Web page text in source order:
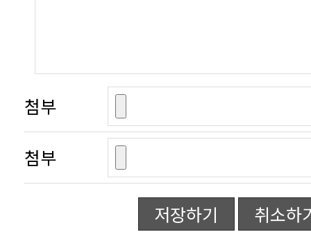
첨부
첨부
저장하기 취소하